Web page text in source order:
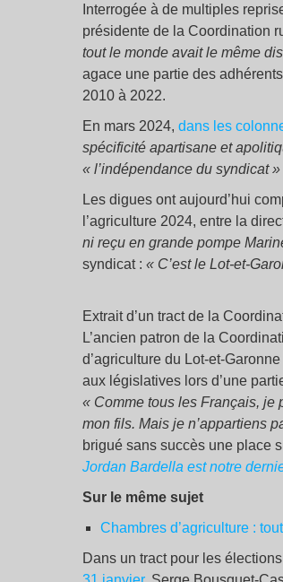
Interrogée à de multiples
présidente de la Coordination
tout le monde avait le même
agace une partie des
2010 à 2022.
En mars 2024, dans les
spécificité apartisane et
« l’indépendance du syndicat »
Les digues ont aujourd’hui
l’agriculture 2024, entre la
ni reçu en grande pompe
syndicat : « C’est le Lot-et-
Extrait d’un tract de la
L’ancien patron de la
d’agriculture du Lot-et-
aux législatives lors d’une
« Comme tous les Français, je
mon fils. Mais je n’appartiens
brigué sans succès une place
Jordan Bardella est notre
Sur le même sujet
Chambres d’agriculture :
Dans un tract pour les